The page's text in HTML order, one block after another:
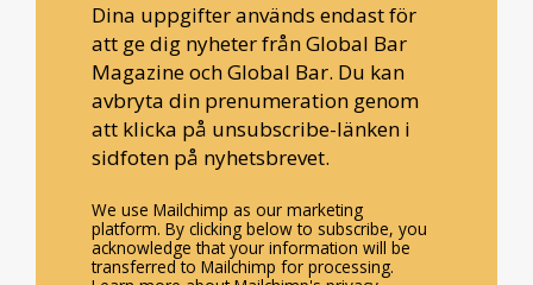
Dina uppgifter används endast för
att ge dig nyheter från Global Bar
Magazine och Global Bar. Du kan
avbryta din prenumeration genom
att klicka på unsubscribe-länken i
sidfoten på nyhetsbrevet.
We use Mailchimp as our marketing
platform. By clicking below to subscribe, you
acknowledge that your information will be
transferred to Mailchimp for processing.